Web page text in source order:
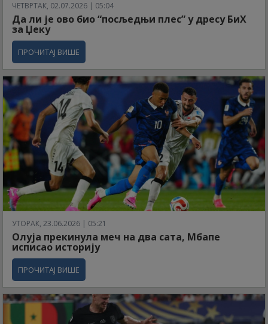
ЧЕТВРТАК, 02.07.2026 | 05:04
Да ли је ово био “посљедњи плес” у дресу БиХ
за Џеку
ПРОЧИТАЈ ВИШЕ
УТОРАК, 23.06.2026 | 05:21
Олуја прекинула меч на два сата, Мбапе
исписао историју
ПРОЧИТАЈ ВИШЕ